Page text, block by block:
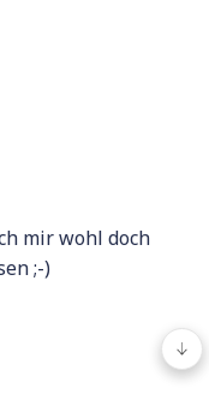
mir wohl doch
;-)